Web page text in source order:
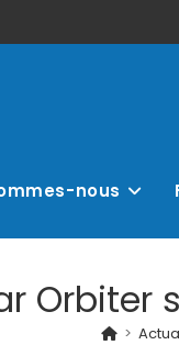
nous
Orbiter
>